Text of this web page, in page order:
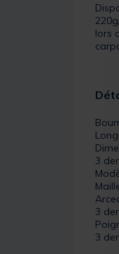
lors
3
3
3